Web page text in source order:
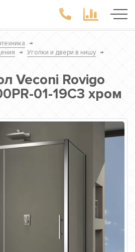
→
→ Уголки и двери в нишу →
Veconi Rovigo
01-19C3 хром